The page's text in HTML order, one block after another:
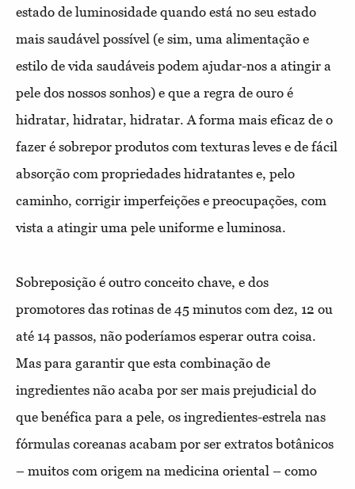
estado de luminosidade quando está no seu estado
mais saudável possível (e sim, uma alimentação e
estilo de vida saudáveis podem ajudar-nos a atingir a
pele dos nossos sonhos) e que a regra de ouro é
hidratar, hidratar, hidratar. A forma mais eficaz de o
fazer é sobrepor produtos com texturas leves e de fácil
absorção com propriedades hidratantes e, pelo
caminho, corrigir imperfeições e preocupações, com
vista a atingir uma pele uniforme e luminosa.
Sobreposição é outro conceito chave, e dos
promotores das rotinas de 45 minutos com dez, 12 ou
até 14 passos, não poderíamos esperar outra coisa.
Mas para garantir que esta combinação de
ingredientes não acaba por ser mais prejudicial do
que benéfica para a pele, os ingredientes-estrela nas
fórmulas coreanas acabam por ser extratos botânicos
– muitos com origem na medicina oriental – como